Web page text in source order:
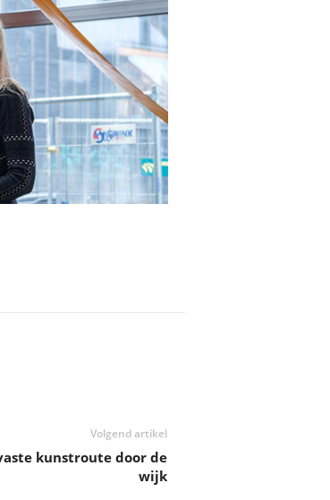
Volgend artikel
kunstroute door de
wijk